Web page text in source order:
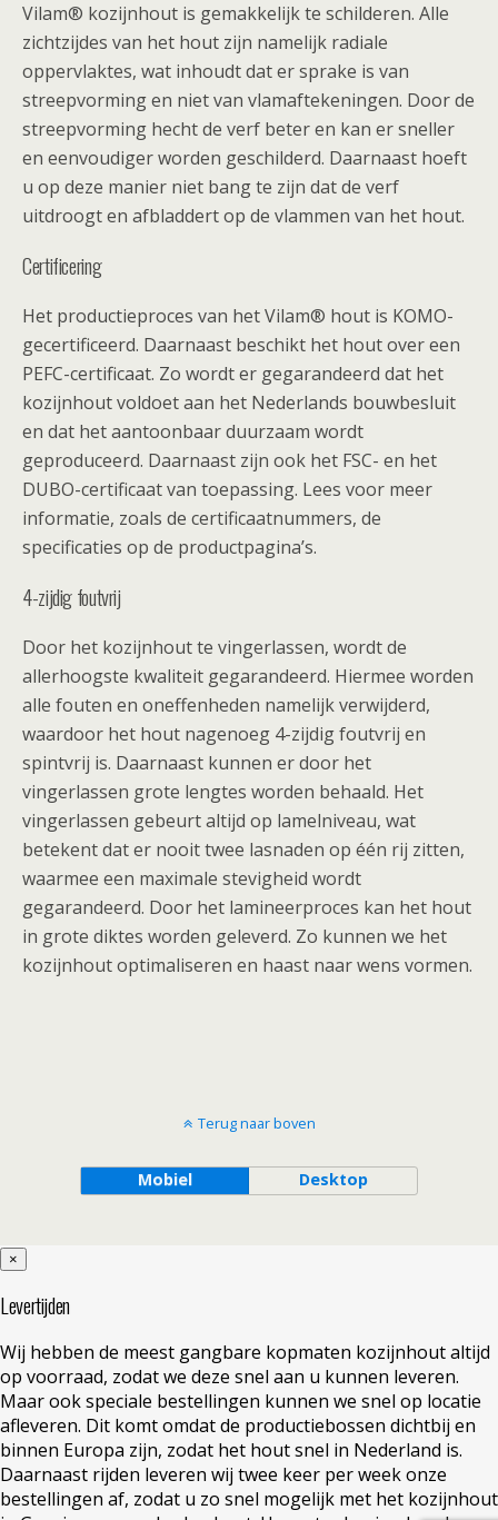
Vilam® kozijnhout is gemakkelijk te schilderen. Alle
zichtzijdes van het hout zijn namelijk radiale
oppervlaktes, wat inhoudt dat er sprake is van
streepvorming en niet van vlamaftekeningen. Door de
streepvorming hecht de verf beter en kan er sneller
en eenvoudiger worden geschilderd. Daarnaast hoeft
u op deze manier niet bang te zijn dat de verf
uitdroogt en afbladdert op de vlammen van het hout.
Certificering
Het productieproces van het Vilam® hout is KOMO-
gecertificeerd. Daarnaast beschikt het hout over een
PEFC-certificaat. Zo wordt er gegarandeerd dat het
kozijnhout voldoet aan het Nederlands bouwbesluit
en dat het aantoonbaar duurzaam wordt
geproduceerd. Daarnaast zijn ook het FSC- en het
DUBO-certificaat van toepassing. Lees voor meer
informatie, zoals de certificaatnummers, de
specificaties op de productpagina’s.
4-zijdig foutvrij
Door het kozijnhout te vingerlassen, wordt de
allerhoogste kwaliteit gegarandeerd. Hiermee worden
alle fouten en oneffenheden namelijk verwijderd,
waardoor het hout nagenoeg 4-zijdig foutvrij en
spintvrij is. Daarnaast kunnen er door het
vingerlassen grote lengtes worden behaald. Het
vingerlassen gebeurt altijd op lamelniveau, wat
betekent dat er nooit twee lasnaden op één rij zitten,
waarmee een maximale stevigheid wordt
gegarandeerd. Door het lamineerproces kan het hout
in grote diktes worden geleverd. Zo kunnen we het
kozijnhout optimaliseren en haast naar wens vormen.
Terug naar boven
Mobiel Desktop
×
Levertijden
Wij hebben de meest gangbare kopmaten kozijnhout altijd
op voorraad, zodat we deze snel aan u kunnen leveren.
Maar ook speciale bestellingen kunnen we snel op locatie
afleveren. Dit komt omdat de productiebossen dichtbij en
binnen Europa zijn, zodat het hout snel in Nederland is.
Daarnaast rijden leveren wij twee keer per week onze
bestellingen af, zodat u zo snel mogelijk met het kozijnhout